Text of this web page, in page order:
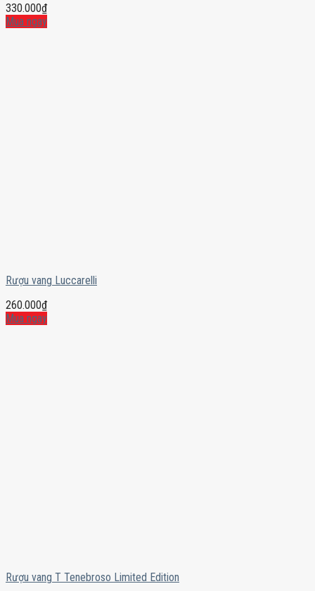
330.000₫
Mua ngay
Rượu vang Luccarelli
260.000₫
Mua ngay
Rượu vang T Tenebroso Limited Edition